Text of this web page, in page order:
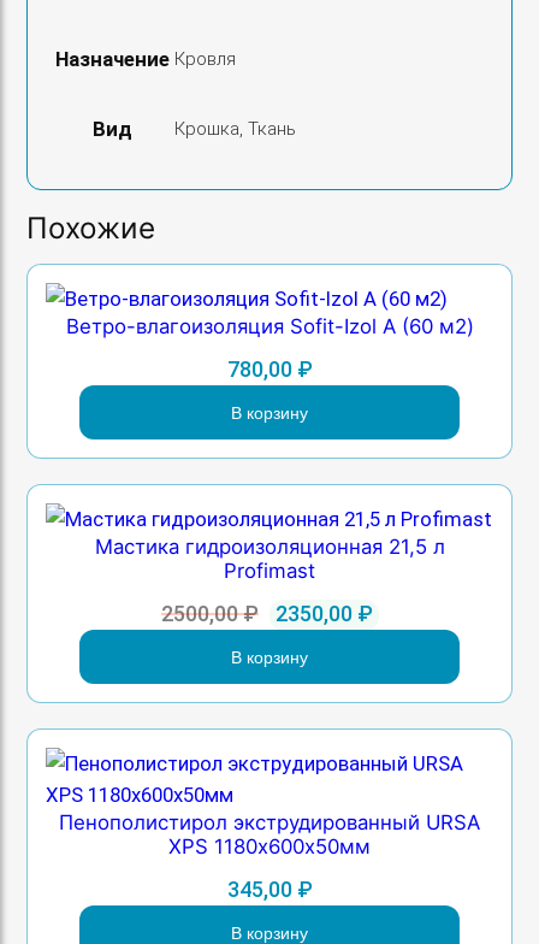
Назначение Кровля
Вид Крошка, Ткань
Похожие
Ветро-влагоизоляция Sofit-Izol A (60 м2)
780,00 ₽
В корзину
Мастика гидроизоляционная 21,5 л
Profimast
2500,00₽
Первоначальная
цена
составляла
2500,00 ₽.
2350,00 ₽
цена:
В корзину
Пенополистирол экструдированный URSA
XPS 1180х600х50мм
345,00 ₽
В корзину